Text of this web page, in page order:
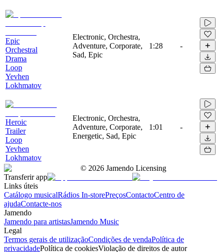
Epic
Orchestral
Drama
Loop
Yevhen
Lokhmatov
Electronic, Orchestra,
Adventure, Corporate,
Sad, Epic
1:28 -
Heroic
Trailer
Loop
Yevhen
Lokhmatov
Electronic, Orchestra,
Adventure, Corporate,
Energetic, Sad, Epic
1:01 -
© 2026 Jamendo Licensing
Transferir app
Links úteis
Catálogo musicalRádios In-storePreçosContactoCentro de
ajudaContacte-nos
Jamendo
Jamendo para artistasJamendo Music
Legal
Termos gerais de utilizaçãoCondições de vendaPolítica de
privacidadePolítica de cookiesViolação de direitos de autor